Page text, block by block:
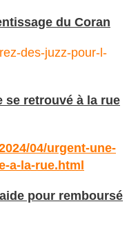
du Coran
des-juzz-pour-l-
retrouvé à la rue
04/urgent-une-
a-la-rue.html
pour remboursé